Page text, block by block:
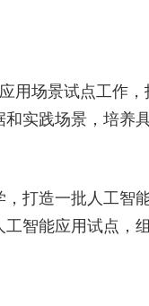
用场景试点工作
实践场景，培养
打造一批人工智
智能应用试点，